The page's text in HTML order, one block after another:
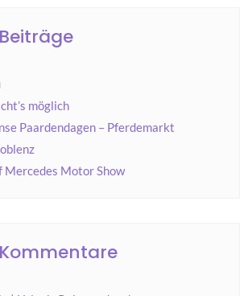
möglich
Paardendagen – Pferdemarkt
Mercedes Motor Show